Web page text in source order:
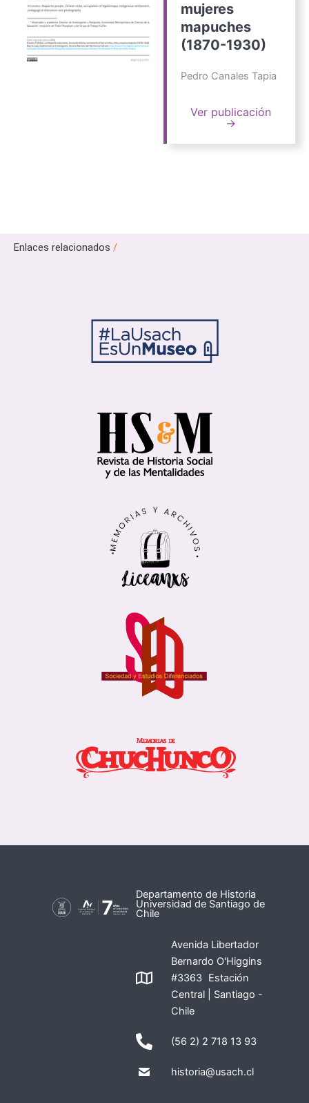
mujeres
mapuches
(1870-1930)
Pedro Canales Tapia
Ver publicación
→
Enlaces relacionados /
Departamento de Historia
Universidad de Santiago de
Chile
Avenida Libertador
Bernardo O'Higgins
#3363 Estación
Central | Santiago -
Chile
(56 2) 2 718 13 93
historia@usach.cl